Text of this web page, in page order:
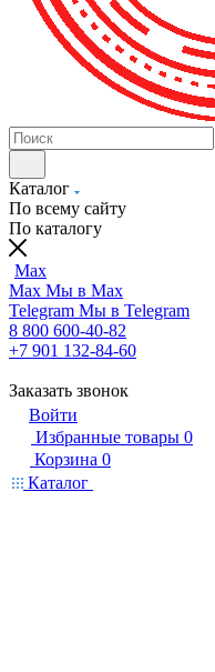
Каталог
По всему сайту
По каталогу
Max
Max Мы в Max
Telegram Мы в Telegram
8 800 600-40-82
+7 901 132-84-60
Заказать звонок
Войти
Избранные товары 0
Корзина 0
Каталог